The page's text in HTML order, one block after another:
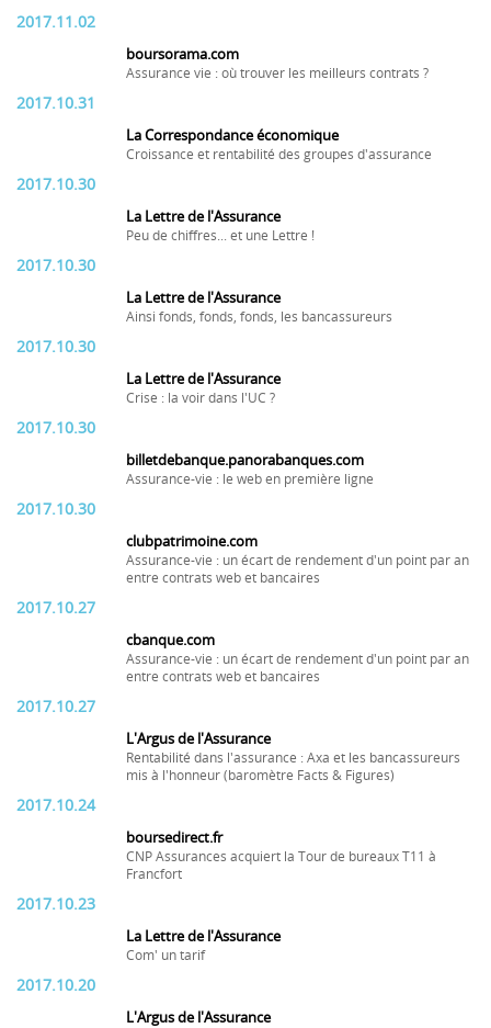
2017.11.02
boursorama.com
Assurance vie : où trouver les meilleurs contrats ?
2017.10.31
La Correspondance économique
Croissance et rentabilité des groupes d'assurance
2017.10.30
La Lettre de l'Assurance
Peu de chiffres... et une Lettre !
2017.10.30
La Lettre de l'Assurance
Ainsi fonds, fonds, fonds, les bancassureurs
2017.10.30
La Lettre de l'Assurance
Crise : la voir dans l'UC ?
2017.10.30
billetdebanque.panorabanques.com
Assurance-vie : le web en première ligne
2017.10.30
clubpatrimoine.com
Assurance-vie : un écart de rendement d'un point par an
entre contrats web et bancaires
2017.10.27
cbanque.com
Assurance-vie : un écart de rendement d'un point par an
entre contrats web et bancaires
2017.10.27
L'Argus de l'Assurance
Rentabilité dans l'assurance : Axa et les bancassureurs
mis à l'honneur (baromètre Facts & Figures)
2017.10.24
boursedirect.fr
CNP Assurances acquiert la Tour de bureaux T11 à
Francfort
2017.10.23
La Lettre de l'Assurance
Com' un tarif
2017.10.20
L'Argus de l'Assurance